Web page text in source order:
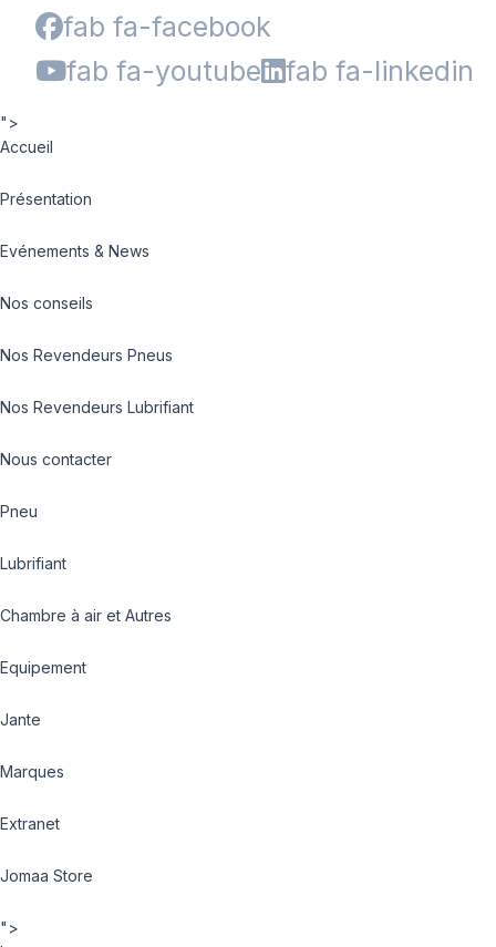
fab fa-facebook
fab fa-youtube
fab fa-linkedin
">
Accueil
Présentation
Evénements & News
Nos conseils
Nos Revendeurs Pneus
Nos Revendeurs Lubrifiant
Nous contacter
Pneu
Lubrifiant
Chambre à air et Autres
Equipement
Jante
Marques
Extranet
Jomaa Store
">